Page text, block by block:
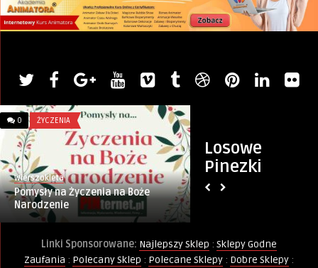
Losowe
Pinezki
0 ŻYCZENIA
Wierszokleta
Pomysły na Życzenia na Boże
Narodzenie
Linki Sponsorowane: Najlepszy Sklep : Sklepy Godne
Zaufania : Polecany Sklep : Polecane Sklepy : Dobre Sklepy :